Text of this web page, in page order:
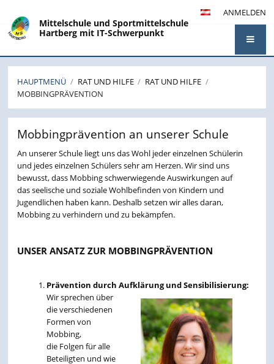
ANMELDEN
Mittelschule und Sportmittelschule
Hartberg mit IT-Schwerpunkt
HAUPTMENÜ / RAT UND HILFE / RAT UND HILFE /
MOBBINGPRÄVENTION
Mobbingprävention
Mobbingprävention an unserer Schule
An unserer Schule liegt uns das Wohl jeder einzelnen Schülerin
und jedes einzelnen Schülers sehr am Herzen. Wir sind uns
bewusst, dass Mobbing schwerwiegende Auswirkungen auf
das seelische und soziale Wohlbefinden von Kindern und
Jugendlichen haben kann. Deshalb setzen wir alles daran,
Mobbing zu verhindern und zu bekämpfen.
UNSER ANSATZ ZUR MOBBINGPRÄVENTION
Prävention durch Aufklärung und Sensibilisierung:
Wir sprechen über
die verschiedenen
Formen von
Mobbing,
die Folgen für alle
Beteiligten und wie